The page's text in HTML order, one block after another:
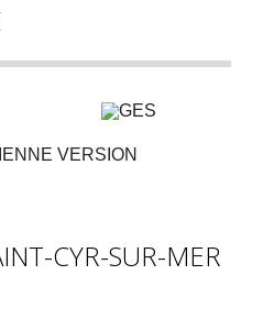
VERSION
CYR-SUR-MER